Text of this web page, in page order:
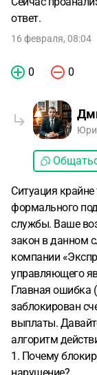
,блокировать
деньги участник
усмотрению
ответ.
16 февраля, 08:04
0 0
Ситуация
формального
службы. Ваше
закон в данном
компании
управляющего
Главная ошибка
заблокирован
выплаты.
алгоритм
1. Почему